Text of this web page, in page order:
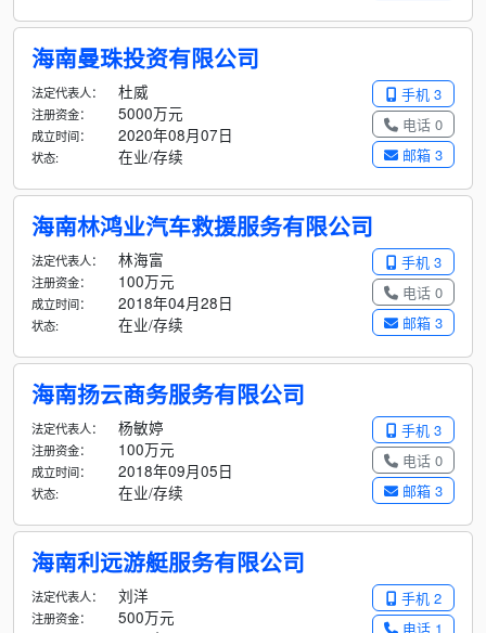
海南曼珠投资有限公司
手机 3
电话 0
邮箱 3
法定代表人： 杜威
注册资金： 5000万元
成立时间： 2020年08月07日
状态: 在业/存续
海南林鸿业汽车救援服务有限公司
手机 3
电话 0
邮箱 3
法定代表人： 林海富
注册资金： 100万元
成立时间： 2018年04月28日
状态: 在业/存续
海南扬云商务服务有限公司
手机 3
电话 0
邮箱 3
法定代表人： 杨敏婷
注册资金： 100万元
成立时间： 2018年09月05日
状态: 在业/存续
海南利远游艇服务有限公司
手机 2
电话 1
法定代表人： 刘洋
注册资金： 500万元